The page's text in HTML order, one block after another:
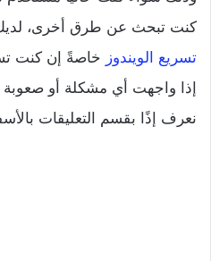
كنت تبحث عن طرق أخرى،
تسريع الويندوز خاصةً إن كنت
إذا واجهت أي مشكلة أو صعوبة
نعرف إذًا بقسم التعليقات